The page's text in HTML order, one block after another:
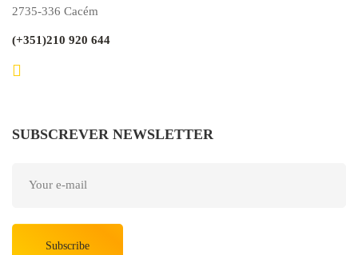
2735-336 Cacém
(+351)210 920 644
SUBSCREVER NEWSLETTER
Subscribe